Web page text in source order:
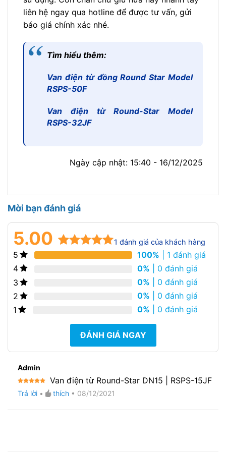
liên hệ ngay qua hotline để được tư vấn, gửi
báo giá chính xác nhé.
Tìm hiểu thêm:
Van điện từ đồng Round Star Model
RSPS-50F
Van điện từ Round-Star Model
RSPS-32JF
Ngày cập nhật: 15:40 - 16/12/2025
Mời bạn đánh giá
5.00 1 đánh giá của khách hàng
5 100% | 1 đánh giá
4
0% | 0 đánh giá
3
0% | 0 đánh giá
2
0% | 0 đánh giá
1
0% | 0 đánh giá
ĐÁNH GIÁ NGAY
Admin
Được xếp
hạng55
Van điện từ Round-Star DN15 | RSPS-15JF
Trả lời • thích • 08/12/2021